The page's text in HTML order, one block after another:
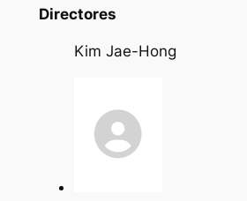
Directores
Kim Jae-Hong